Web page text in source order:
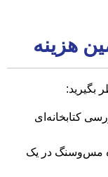
هزینه
بگیرید:
بررسی کتابخانه‌ای
مس‌وسنگ در یک